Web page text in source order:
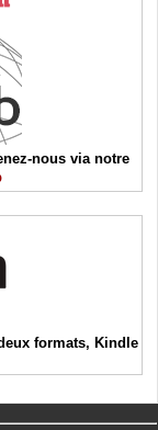
nous via notre
formats, Kindle